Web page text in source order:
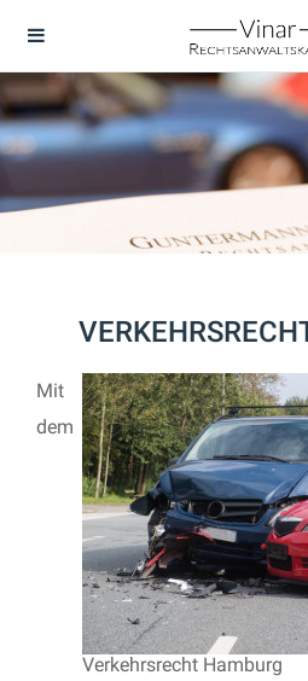
Verkehrsrecht Hamburg
Mit
dem